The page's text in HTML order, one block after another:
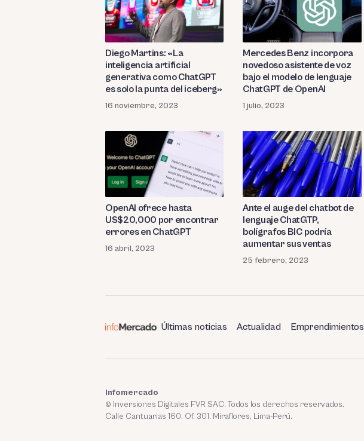
Diego Martins: «La
inteligencia artificial
generativa como ChatGPT
es solo la punta del iceberg»
16 noviembre, 2023
Mercedes Benz incorpora
novedoso asistente de voz
bajo el modelo de lenguaje
ChatGPT de OpenAI
1 julio, 2023
OpenAI ofrece hasta
US$20,000 por encontrar
errores en ChatGPT
16 abril, 2023
Ante el auge del chatbot de
lenguaje ChatGTP,
bolígrafos BIC podría
aumentar sus ventas
25 febrero, 2023
Últimas noticias Actualidad Emprendimientos
Infomercado
© Inversiones Digitales FVR SAC. Todos los derechos reservados.
Calle Cantuarias 160. Of. 301. Miraflores, Lima-Perú.